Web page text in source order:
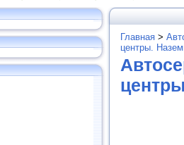
Главная >
центры.